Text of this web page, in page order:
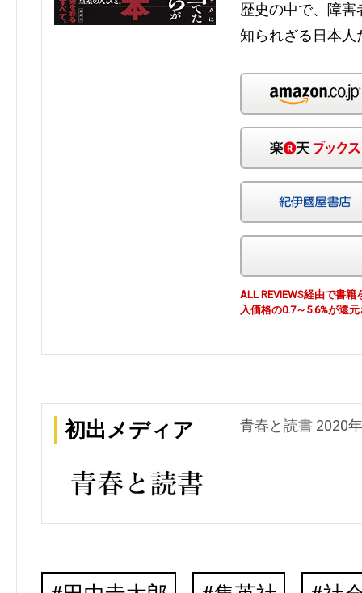
歴史の中で、障
知られざる日本人
ALL REVIEWS経由で書
入価格の0.7～5.6%が還
初出メディア 青春と読書 2020